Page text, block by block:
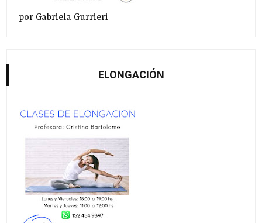
por Gabriela Gurrieri
ELONGACIÓN